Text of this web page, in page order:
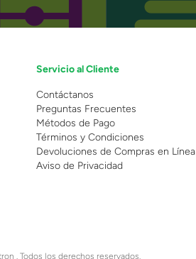
Servicio al Cliente
Contáctanos
Preguntas Frecuentes
Métodos de Pago
Términos y Condiciones
Devoluciones de Compras en Línea
Aviso de Privacidad
. Todos los derechos reservados.